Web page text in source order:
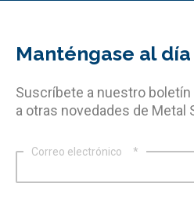
Manténgase al día
Suscríbete a nuestro
a otras novedades de Metal
Correo electrónico *